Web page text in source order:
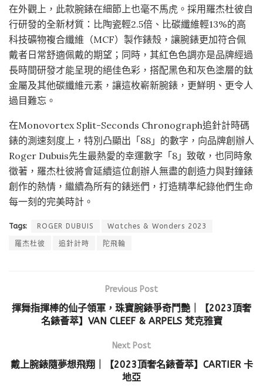
在外觀上，此款腕錶在細節上也毫不馬虎。採用羅杰杜彼自
行研發的全新材質：比陶瓷輕2.5倍、比碳纖維輕13%的高
科技礦物複合纖維（MCF）製作錶殼，讓腕錶更加符合佩
戴者日常舒適佩戴的期望；同時，其紅色色調亦是品牌經過
長時間研發才能呈現的絕佳色彩，搭配黑色和灰色塗層的鈦
金屬及其他碳纖維元素，讓這枚嶄新腕錶，更鮮明、更令人
過目難忘。
在Monovortex Split-Seconds Chronograph追針計時碼
錶的測速刻度上，特別凸顯出「88」的數字，向品牌創辦人
Roger Dubuis先生最熱愛的幸運數字「8」致敬，也同時象
徵著，羅杰杜彼將會延續這位創辦人無盡的創造力與對鐘錶
創作的熱情，繼續為所有的錶迷們，打造精準紀錄他們生命
每一刻的完美時計。
Tags: ROGER DUBUIS Watches & Wonders 2023
羅杰杜彼 追針計時 陀飛輪
Previous Post
揮舞指揮棒的仙子領軍，珠寶腕錶爭奇鬥艷｜【2023頂奢
名錶薈萃】VAN CLEEF & ARPELS 梵克雅寶
Next Post
戴上腕錶隨夢想飛翔｜【2023頂奢名錶薈萃】CARTIER 卡
地亞